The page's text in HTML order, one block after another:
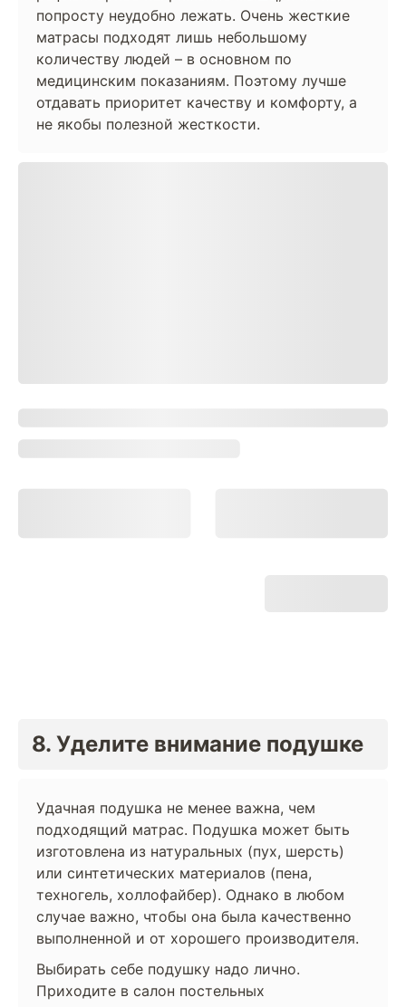
попросту неудобно лежать. Очень жесткие
матрасы подходят лишь небольшому
количеству людей – в основном по
медицинским показаниям. Поэтому лучше
отдавать приоритет качеству и комфорту, а
не якобы полезной жесткости.
8. Уделите внимание подушке
Удачная подушка не менее важна, чем
подходящий матрас. Подушка может быть
изготовлена из натуральных (пух, шерсть)
или синтетических материалов (пена,
техногель, холлофайбер). Однако в любом
случае важно, чтобы она была качественно
выполненной и от хорошего производителя.
Выбирать себе подушку надо лично.
Приходите в салон постельных